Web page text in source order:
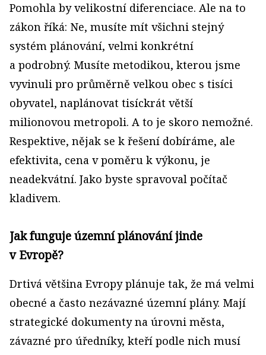
Pomohla by velikostní diferenciace. Ale na to
zákon říká: Ne, musíte mít všichni stejný
systém plánování, velmi konkrétní
a podrobný. Musíte metodikou, kterou jsme
vyvinuli pro průměrně velkou obec s tisíci
obyvatel, naplánovat tisíckrát větší
milionovou metropoli. A to je skoro nemožné.
Respektive, nějak se k řešení dobíráme, ale
efektivita, cena v poměru k výkonu, je
neadekvátní. Jako byste spravoval počítač
kladivem.
Jak funguje územní plánování jinde
v Evropě?
Drtivá většina Evropy plánuje tak, že má velmi
obecné a často nezávazné územní plány. Mají
strategické dokumenty na úrovni města,
závazné pro úředníky, kteří podle nich musí